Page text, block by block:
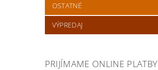
OSTATNÉ
VÝPREDAJ
PRIJÍMAME ONLINE PLATBY